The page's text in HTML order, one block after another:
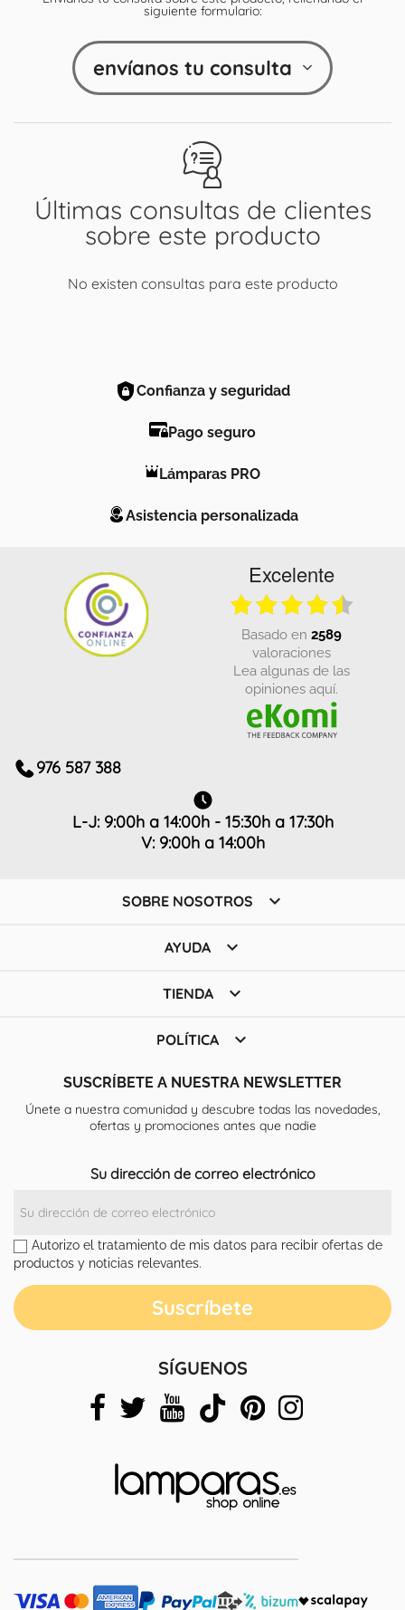
Últimas consultas de clientes
sobre este producto
No existen consultas para este producto
siguiente formulario:
envíanos tu consulta
Confianza y seguridad
Pago seguro
Lámparas PRO
Asistencia personalizada
Excelente
basado en 2589
valoraciones
Lea algunas de las
opiniones aquí.
976 587 388
L-J: 9:00h a 14:00h - 15:30h a 17:30h
V: 9:00h a 14:00h
SOBRE NOSOTROS 
AYUDA 
TIENDA 
POLÍTICA 
SUSCRÍBETE A NUESTRA NEWSLETTER
Únete a nuestra comunidad y descubre todas las novedades,
ofertas y promociones antes que nadie
Su dirección de correo electrónico
Autorizo el tratamiento de mis datos para recibir ofertas de
productos y noticias relevantes.
SÍGUENOS